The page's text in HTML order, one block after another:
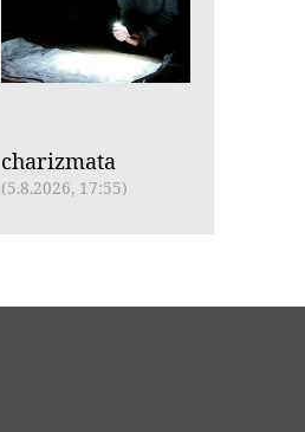
charizmata
(5.8.2026, 17:55)